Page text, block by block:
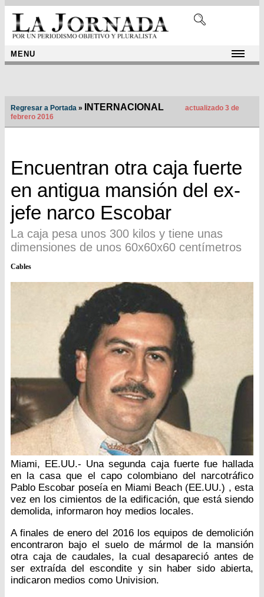
MENU
Regresar a Portada » INTERNACIONAL
actualizado 3 de
febrero 2016
Encuentran otra caja fuerte
en antigua mansión del ex-
jefe narco Escobar
La caja pesa unos 300 kilos y tiene unas
dimensiones de unos 60x60x60 centímetros
Cables
Miami, EE.UU.- Una segunda caja fuerte fue hallada
en la casa que el capo colombiano del narcotráfico
Pablo Escobar poseía en Miami Beach (EE.UU.) , esta
vez en los cimientos de la edificación, que está siendo
demolida, informaron hoy medios locales.
A finales de enero del 2016 los equipos de demolición
encontraron bajo el suelo de mármol de la mansión
otra caja de caudales, la cual desapareció antes de
ser extraída del escondite y sin haber sido abierta,
indicaron medios como Univision.